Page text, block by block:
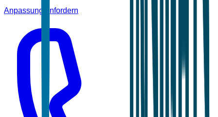
Anpassung anfordern